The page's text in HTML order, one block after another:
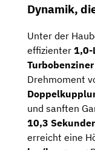
Dynamik,
Unter der
effizienter 1,0-
Turbobenziner
Drehmoment
und sanften
10,3
erreicht eine